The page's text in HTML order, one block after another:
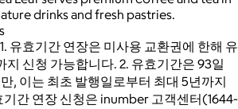
drinks and fresh pastries.
유효기간 연장은 미사용 교환권에 한해 유
지 신청 가능합니다. 2. 유효기간은 93일
, 이는 최초 발행일로부터 최대 5년까지
기간 연장 신청은 inumber 고객센터(1644-